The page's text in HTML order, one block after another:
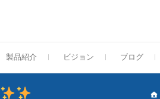
製品紹介 ビジョン ブログ